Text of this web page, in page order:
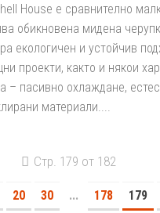
House е сравнително
обикновена мидена
екологичен и устойчив
проекти, както и някои
– пасивно охлаждане,
материали....
Стр. 179 от 182
20 30 ... 178 179